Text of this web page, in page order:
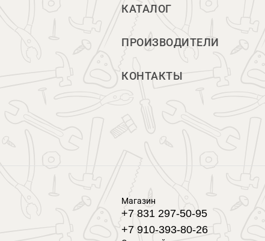
КАТАЛОГ
ПРОИЗВОДИТЕЛИ
КОНТАКТЫ
Магазин
+7 831 297-50-95
+7 910-393-80-26